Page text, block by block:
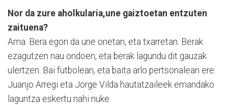
Nor da zure aholkularia,une gaiztoetan entzuten
zaituena?
Ama. Bera egon da une onetan, eta txarretan. Berak
ezagutzen nau ondoen, eta berak lagundu dit gauzak
ulertzen. Bai futbolean, eta baita arlo pertsonalean ere.
Juanjo Arregi eta Jorge Vilda hautatzaileek emandako
laguntza eskertu nahi nuke.